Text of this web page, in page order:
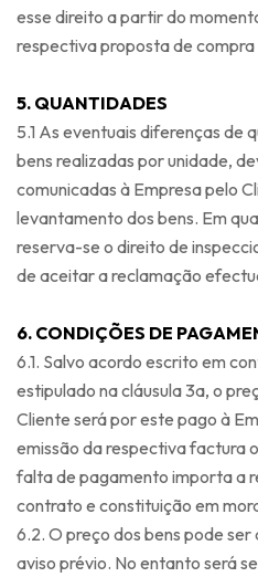
esse direito a partir do
respectiva proposta de compra
5. QUANTIDADES
5.1 As eventuais diferenças de
bens realizadas por unidade,
comunicadas à Empresa pelo
levantamento dos bens. Em
reserva-se o direito de
de aceitar a reclamação
6. CONDIÇÕES DE
6.1. Salvo acordo escrito em
estipulado na cláusula 3a, o
Cliente será por este pago à
emissão da respectiva factura
falta de pagamento importa a
contrato e constituição em
6.2. O preço dos bens pode
aviso prévio. No entanto será